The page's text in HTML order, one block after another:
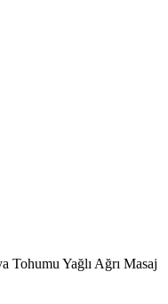
Tohumu Yağlı Ağrı Masaj